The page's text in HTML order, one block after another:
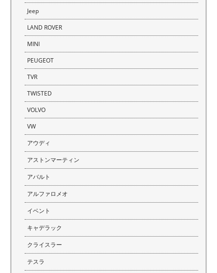
Jeep
LAND ROVER
MINI
PEUGEOT
TVR
TWISTED
VOLVO
VW
アウディ
アストンマーティン
アバルト
アルファロメオ
イベント
キャデラック
クライスラー
テスラ